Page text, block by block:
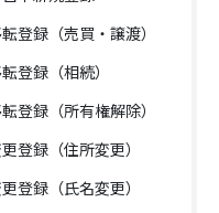
登録（売買・譲渡）
登録（相続）
登録（所有権解除）
登録（住所変更）
登録（氏名変更）